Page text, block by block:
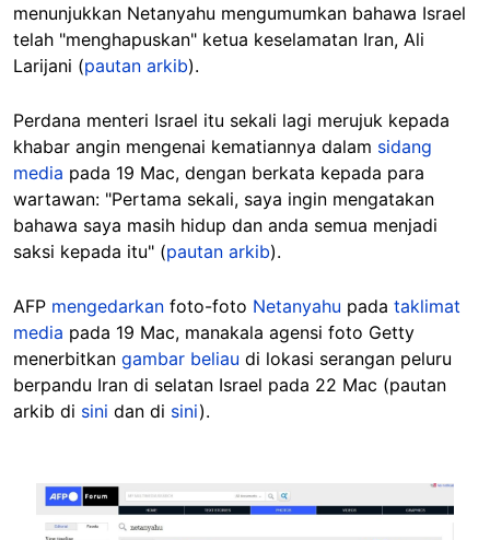
menunjukkan Netanyahu mengumumkan bahawa Israel
telah "menghapuskan" ketua keselamatan Iran, Ali
Larijani (pautan arkib).
Perdana menteri Israel itu sekali lagi merujuk kepada
khabar angin mengenai kematiannya dalam sidang
media pada 19 Mac, dengan berkata kepada para
wartawan: "Pertama sekali, saya ingin mengatakan
bahawa saya masih hidup dan anda semua menjadi
saksi kepada itu" (pautan arkib).
AFP mengedarkan foto-foto Netanyahu pada taklimat
media pada 19 Mac, manakala agensi foto Getty
menerbitkan gambar beliau di lokasi serangan peluru
berpandu Iran di selatan Israel pada 22 Mac (pautan
arkib di sini dan di sini).
Image